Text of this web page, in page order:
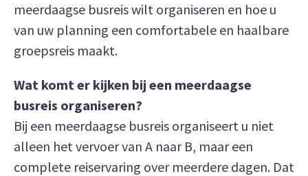
meerdaagse busreis wilt organiseren en hoe u
van uw planning een comfortabele en haalbare
groepsreis maakt.
Wat komt er kijken bij een meerdaagse
busreis organiseren?
Bij een meerdaagse busreis organiseert u niet
alleen het vervoer van A naar B, maar een
complete reiservaring over meerdere dagen. Dat